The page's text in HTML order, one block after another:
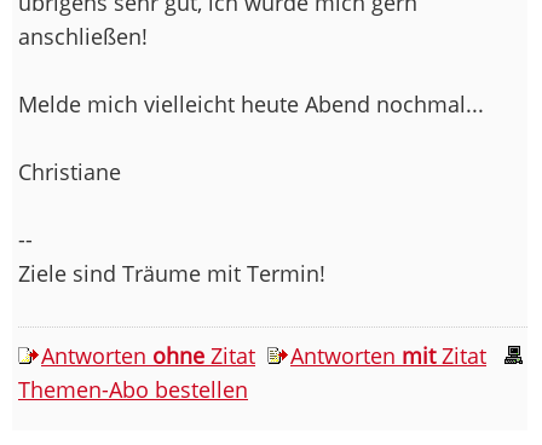
anschließen!
Melde mich vielleicht heute Abend nochmal...
Christiane
--
Ziele sind Träume mit Termin!
Antworten ohne Zitat Antworten mitZitat
Themen-Abo bestellen